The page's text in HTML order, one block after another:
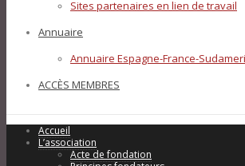
Sites partenaires en lien de travail
Annuaire
Annuaire Espagne-France-
ACCÈS MEMBRES
Accueil
L’association
Acte de fondation